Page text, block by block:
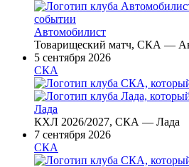
Автомобилист
Товарищеский матч, СКА —
5 сентября 2026
СКА
Лада
КХЛ 2026/2027, СКА — Лада
7 сентября 2026
СКА